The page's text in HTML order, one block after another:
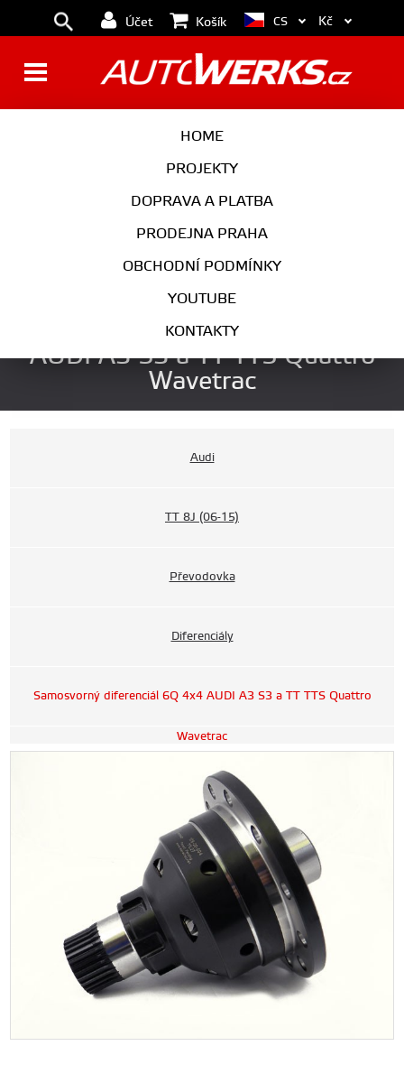
Účet Košík
HOME
PROJEKTY
DOPRAVA A PLATBA
PRODEJNA PRAHA
OBCHODNÍ PODMÍNKY
YOUTUBE
KONTAKTY
CS Kč
PODVOZEK
VÝFUK
INTERIÉR
AUTOKOSMETIKA
Samosvorný diferenciál 6Q 4x4
AUDI A3 S3 a TT TTS Quattro
Wavetrac
Audi
TT 8J (06-15)
Převodovka
Diferenciály
Samosvorný diferenciál 6Q 4x4 AUDI A3 S3 a TT TTS Quattro
Wavetrac